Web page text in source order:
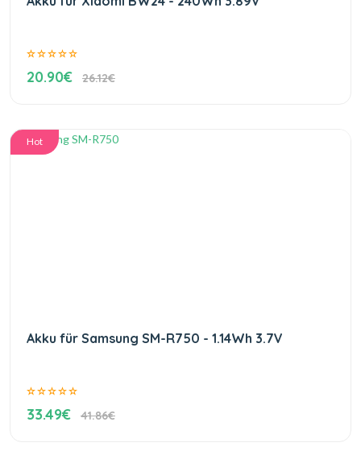
20.90€ 26.12€
Hot
Akku für Samsung SM-R750 - 1.14Wh 3.7V
33.49€ 41.86€